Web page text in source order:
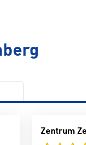
Zentrum